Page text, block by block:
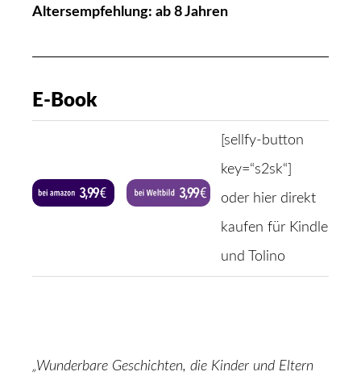
Altersempfehlung: ab 8 Jahren
E-Book
[sellfy-button
key=“s2sk“]
oder hier direkt
kaufen für Kindle
und Tolino
„Wunderbare Geschichten, die Kinder und Eltern